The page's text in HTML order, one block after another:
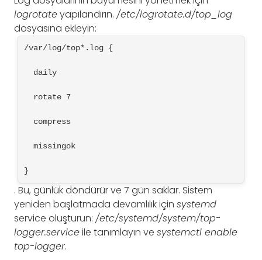
logrotateyapılandırın. /etc/logrotate.d/top_log
dosyasına ekleyin:
/var/log/top*.log {
  daily
  rotate 7
  compress
  missingok
}
. Bu, günlük döndürür ve 7 gün saklar. Sistem
yeniden başlatmada devamlılık için systemd
service oluşturun: /etc/systemd/system/top-
logger.serviceile tanımlayın ve systemctl enable
top-logger.